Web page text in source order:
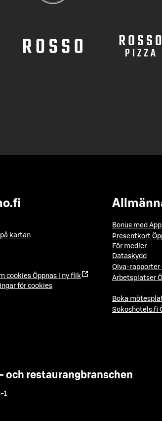
kartan
cookies Öppnas i ny flik
för cookies
Bonus med
Presentkort
För medier
Dataskydd
Oiva-rapporter
Arbetsplatser
Boka
Sokoshotels.fi
och restaurangbranschen
1